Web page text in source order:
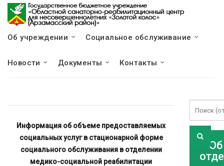
Об учреждении Социальное обслуживание
Новости Документы Контакты
Информация об объеме предоставляемых
социальных услуг в стационарной форме
социального обслуживания в отделении
медико-социальной реабилитации
Об